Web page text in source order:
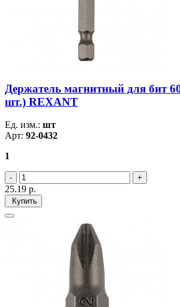
Держатель магнитный для бит
шт.) REXANT
Ед. изм.: шт
Арт: 92-0432
1
25.19 р.
Купить